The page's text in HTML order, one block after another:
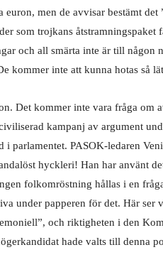
euron, men de avvisar bestämt
som trojkans åtstramningspaket
och all smärta inte är till någon
kommer inte att kunna hotas så
Det kommer inte vara fråga om
kampanj av argument
i parlamentet. PASOK-ledaren
hyckleri! Han har använt
folkomröstning hållas i en
under papperen för det. Här ser
och riktigheten i den
hade valts till denna